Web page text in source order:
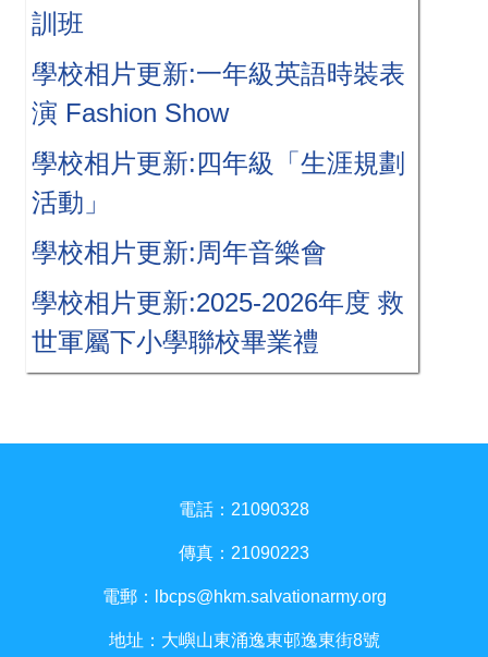
訓班
學校相片更新:一年級英語時裝表
演 Fashion Show
學校相片更新:四年級「生涯規劃
活動」
學校相片更新:周年音樂會
學校相片更新:2025-2026年度 救
世軍屬下小學聯校畢業禮
電話：21090328
傳真：21090223
電郵： lbcps@hkm.salvationarmy.org
地址：大嶼山東涌逸東邨逸東街8號